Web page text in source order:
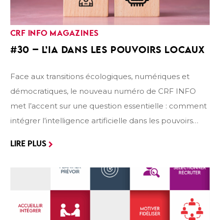
CRF INFO MAGAZINES
#30 – L’ IA DANS LES POUVOIRS LOCAUX
Face aux transitions écologiques, numériques et
démocratiques, le nouveau numéro de CRF INFO
met l’accent sur une question essentielle : comment
intégrer l’intelligence artificielle dans les pouvoirs
entretiens, témoignages et retours d’expériences, le
peuvent saisir les opportunités offertes par l’IA, tout
en préservant l’éthique, la vigilance et le sens du
service public. France Burgy (CNFPT) partage une
LIRE PLUS